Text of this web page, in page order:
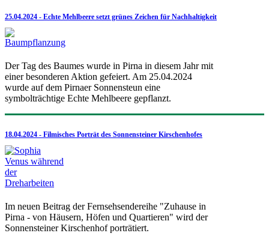
25.04.2024 - Echte Mehlbeere setzt grünes Zeichen für Nachhaltigkeit
Der Tag des Baumes wurde in Pirna in diesem Jahr mit
einer besonderen Aktion gefeiert. Am 25.04.2024
wurde auf dem Pirnaer Sonnensteun eine
symbolträchtige Echte Mehlbeere gepflanzt.
18.04.2024 - Filmisches Porträt des Sonnensteiner Kirschenhofes
Im neuen Beitrag der Fernsehsendereihe "Zuhause in
Pirna - von Häusern, Höfen und Quartieren" wird der
Sonnensteiner Kirschenhof porträtiert.